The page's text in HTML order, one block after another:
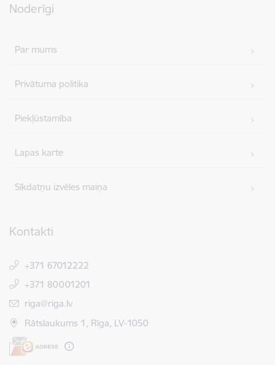
Noderīgi
Par mums
Privātuma politika
Piekļūstamība
Lapas karte
Sīkdatņu izvēles maiņa
Kontakti
+371 67012222
+371 80001201
E-pasts:
riga@riga.lv
Rātslaukums 1, Rīga, LV-1050